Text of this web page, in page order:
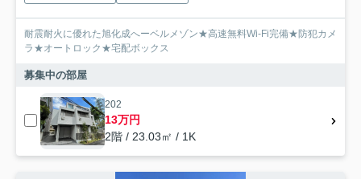
耐震耐火に優れた旭化成へーベルメゾン★高速無料Wi-Fi完備★防犯カメ
ラ★オートロック★宅配ボックス
募集中の部屋
202
13万円
2階 / 23.03㎡ / 1K